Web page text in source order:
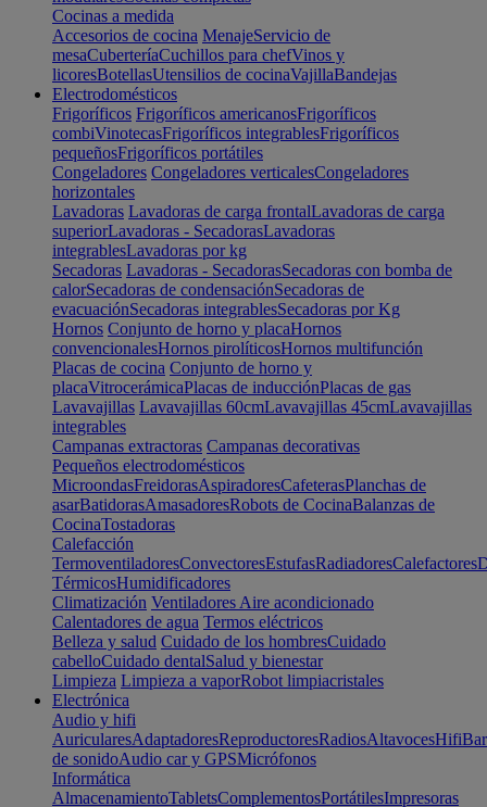
Cocinas a medida
Accesorios de cocina MenajeServicio de
mesaCuberteríaCuchillos para chefVinos y
licoresBotellasUtensilios de cocinaVajillaBandejas
Electrodomésticos
Frigoríficos Frigoríficos americanosFrigoríficos
combiVinotecasFrigoríficos integrablesFrigoríficos
pequeñosFrigoríficos portátiles
Congeladores Congeladores verticalesCongeladores
horizontales
Lavadoras Lavadoras de carga frontalLavadoras de carga
superiorLavadoras - SecadorasLavadoras
integrablesLavadoras por kg
Secadoras Lavadoras - SecadorasSecadoras con bomba de
calorSecadoras de condensaciónSecadoras de
evacuaciónSecadoras integrablesSecadoras por Kg
Hornos Conjunto de horno y placaHornos
convencionalesHornos pirolíticosHornos multifunción
Placas de cocina Conjunto de horno y
placaVitrocerámicaPlacas de inducciónPlacas de gas
Lavavajillas Lavavajillas 60cmLavavajillas 45cmLavavajillas
integrables
Campanas extractoras Campanas decorativas
Pequeños electrodomésticos
MicroondasFreidorasAspiradoresCafeterasPlanchas de
asarBatidorasAmasadoresRobots de CocinaBalanzas de
CocinaTostadoras
Calefacción
TermoventiladoresConvectoresEstufasRadiadoresCalefactores
TérmicosHumidificadores
Climatización Ventiladores Aire acondicionado
Calentadores de agua Termos eléctricos
Belleza y salud Cuidado de los hombresCuidado
cabelloCuidado dentalSalud y bienestar
Limpieza Limpieza a vaporRobot limpiacristales
Electrónica
Audio y hifi
AuricularesAdaptadoresReproductoresRadiosAltavocesHifi
de sonidoAudio car y GPSMicrófonos
Informática
AlmacenamientoTabletsComplementosPortátilesImpresoras